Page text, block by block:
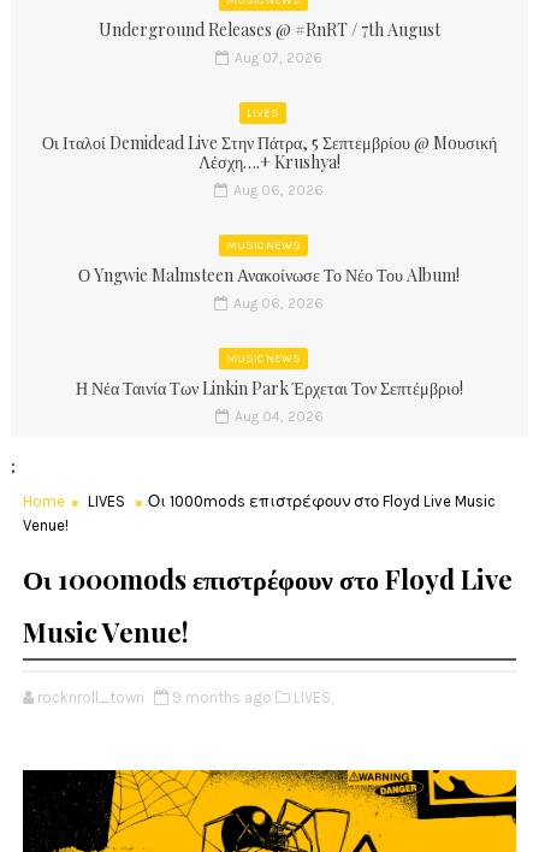
Underground Releases @ #RnRT / 7th August
Aug 07, 2026
LIVES
Οι Ιταλοί Demidead Live Στην Πάτρα, 5 Σεπτεμβρίου @ Moυσική
Λέσχη….+ Krushya!
Aug 06, 2026
MUSIC NEWS
Ο Yngwie Malmsteen Ανακοίνωσε Το Νέο Του Album!
Aug 06, 2026
MUSIC NEWS
Η Νέα Ταινία Των Linkin Park Έρχεται Τον Σεπτέμβριο!
Aug 04, 2026
;
Home LIVES
Οι 1000mods επιστρέφουν στο Floyd Live Music
Venue!
Οι 1000mods επιστρέφουν στο Floyd Live
Music Venue!
rocknroll_town 9 months ago LIVES,